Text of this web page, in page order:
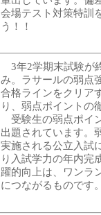
会場テスト対策特訓
う！！
3年2学期末試験が
み。ラサールの弱点
合格ラインをクリア
り、弱点ポイントの
受験生の弱点ポイ
出題されています。
実施される公立入試
り入試学力の年内完
躍的向上は、ワンラ
につながるものです